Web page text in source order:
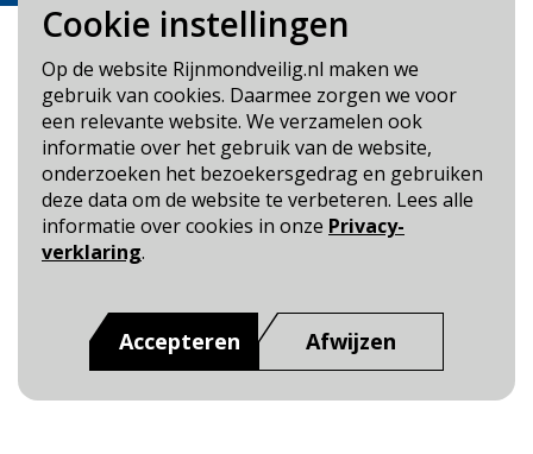
Cookie instellingen
Op de website Rijnmondveilig.nl maken we
gebruik van cookies. Daarmee zorgen we voor
een relevante website. We verzamelen ook
informatie over het gebruik van de website,
onderzoeken het bezoekersgedrag en gebruiken
deze data om de website te verbeteren. Lees alle
informatie over cookies in onze Privacy-
verklaring.
Accepteren Afwijzen
Blijf op de hoogte
Cookie- en Privacybeleid
Toegankelijkheid